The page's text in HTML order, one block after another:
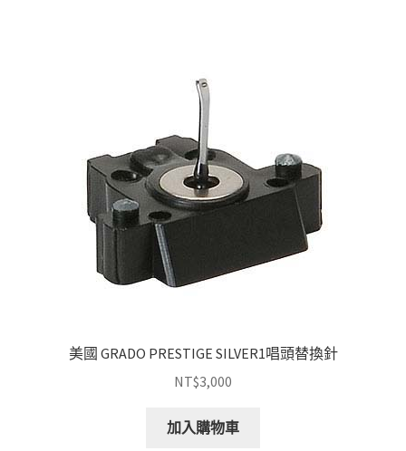
美國 GRADO PRESTIGE SILVER1唱頭替換針
NT$3,000
加入購物車